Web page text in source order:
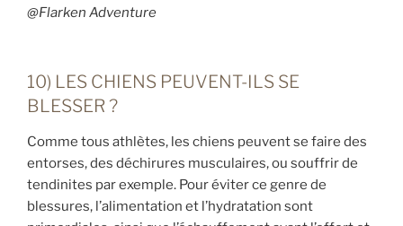
@Flarken Adventure
10) LES CHIENS PEUVENT-ILS SE
BLESSER ?
Comme tous athlètes, les chiens peuvent se faire des
entorses, des déchirures musculaires, ou souffrir de
tendinites par exemple. Pour éviter ce genre de
blessures, l’alimentation et l’hydratation sont